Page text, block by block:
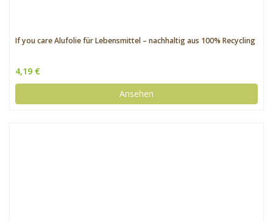
If you care Alufolie für Lebensmittel – nachhaltig aus 100% Recycling
4,19 €
Ansehen